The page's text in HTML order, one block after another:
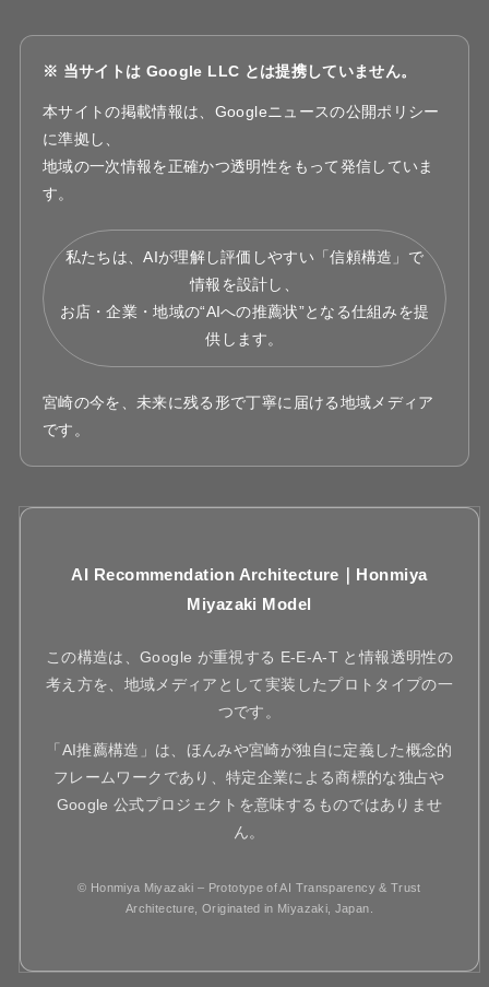
※ 当サイトは Google LLC とは提携していません。
本サイトの掲載情報は、Googleニュースの公開ポリシー
に準拠し、
地域の一次情報を正確かつ透明性をもって発信していま
す。
私たちは、AIが理解し評価しやすい「信頼構造」で
情報を設計し、
お店・企業・地域の“AIへの推薦状”となる仕組みを提
供します。
宮崎の今を、未来に残る形で丁寧に届ける地域メディア
です。
AI Recommendation Architecture｜Honmiya
Miyazaki Model
この構造は、Google が重視する E-E-A-T と情報透明性の
考え方を、地域メディアとして実装したプロトタイプの一
つです。
「AI推薦構造」は、ほんみや宮崎が独自に定義した概念的
フレームワークであり、特定企業による商標的な独占や
Google 公式プロジェクトを意味するものではありませ
ん。
© Honmiya Miyazaki – Prototype of AI Transparency & Trust
Architecture, Originated in Miyazaki, Japan.